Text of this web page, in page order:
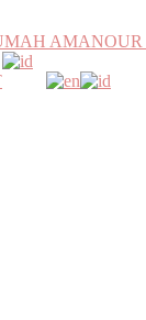
AMAN